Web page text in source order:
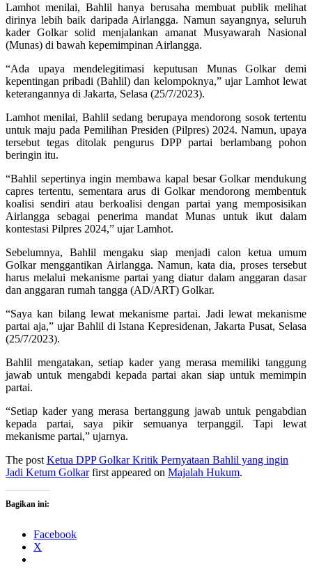
Lamhot menilai, Bahlil hanya berusaha membuat publik melihat
dirinya lebih baik daripada Airlangga. Namun sayangnya, seluruh
kader Golkar solid menjalankan amanat Musyawarah Nasional
(Munas) di bawah kepemimpinan Airlangga.
“Ada upaya mendelegitimasi keputusan Munas Golkar demi
kepentingan pribadi (Bahlil) dan kelompoknya,” ujar Lamhot lewat
keterangannya di Jakarta, Selasa (25/7/2023).
Lamhot menilai, Bahlil sedang berupaya mendorong sosok tertentu
untuk maju pada Pemilihan Presiden (Pilpres) 2024. Namun, upaya
tersebut tegas ditolak pengurus DPP partai berlambang pohon
beringin itu.
“Bahlil sepertinya ingin membawa kapal besar Golkar mendukung
capres tertentu, sementara arus di Golkar mendorong membentuk
koalisi sendiri atau berkoalisi dengan partai yang memposisikan
Airlangga sebagai penerima mandat Munas untuk ikut dalam
kontestasi Pilpres 2024,” ujar Lamhot.
Sebelumnya, Bahlil mengaku siap menjadi calon ketua umum
Golkar menggantikan Airlangga. Namun, kata dia, proses tersebut
harus melalui mekanisme partai yang diatur dalam anggaran dasar
dan anggaran rumah tangga (AD/ART) Golkar.
“Saya kan bilang lewat mekanisme partai. Jadi lewat mekanisme
partai aja,” ujar Bahlil di Istana Kepresidenan, Jakarta Pusat, Selasa
(25/7/2023).
Bahlil mengatakan, setiap kader yang merasa memiliki tanggung
jawab untuk mengabdi kepada partai akan siap untuk memimpin
partai.
“Setiap kader yang merasa bertanggung jawab untuk pengabdian
kepada partai, saya pikir semuanya terpanggil. Tapi lewat
mekanisme partai,” ujarnya.
The post Ketua DPP Golkar Kritik Pernyataan Bahlil yang ingin
Jadi Ketum Golkarfirst appeared on Majalah Hukum.
Bagikan ini:
Facebook
X